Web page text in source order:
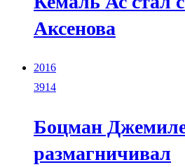
Аксенова
2016
3914
Боцман
размагничивал